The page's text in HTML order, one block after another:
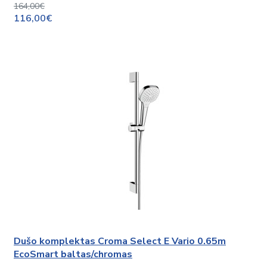
164,00€
116,00€
Dušo komplektas Croma Select E Vario 0.65m
EcoSmart baltas/chromas